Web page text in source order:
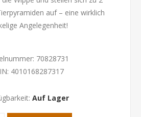
auf – eine wirklich
Angelegenheit!
70828731
4010168287317
Auf Lager